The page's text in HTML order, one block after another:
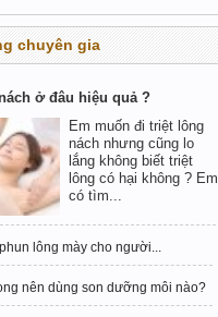
chuyên gia
ở đâu hiệu quả ?
Em muốn đi triệt lông
nách nhưng cũng lo
lắng không biết triệt
lông có hại không ? Em
có tìm...
lông mày cho người...
nên dùng son dưỡng môi nào?